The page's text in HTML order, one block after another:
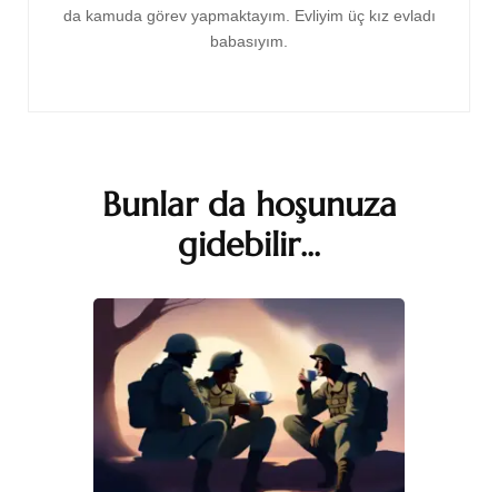
da kamuda görev yapmaktayım. Evliyim üç kız evladı
babasıyım.
Bunlar da hoşunuza
gidebilir...